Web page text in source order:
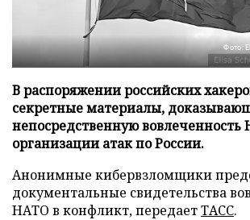
Фото:
В распоряжении российских
секретные материалы,
непосредственную вовлеченность
организации атак по России.
Анонимные кибервзломщики
документальные свидетельства
НАТО в конфликт, передаетТАСС.